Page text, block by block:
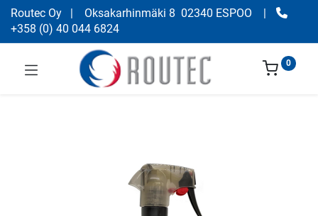
Routec Oy | Oksakarhinmäki 8 02340 ESPOO
|
+358 (0) 40 044 6824
0